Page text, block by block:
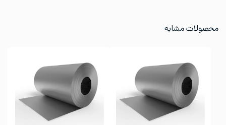
محصولات مشابه